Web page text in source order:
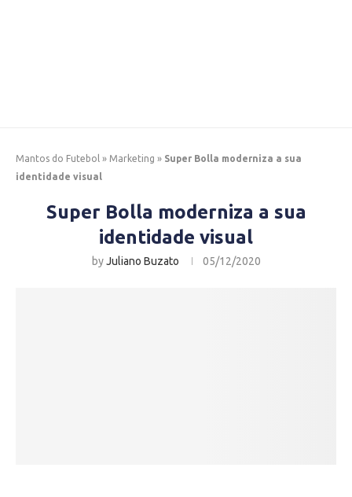
Mantos do Futebol » Marketing » Super Bolla moderniza a sua
identidade visual
Super Bolla moderniza a sua
identidade visual
byJuliano Buzato 05/12/2020